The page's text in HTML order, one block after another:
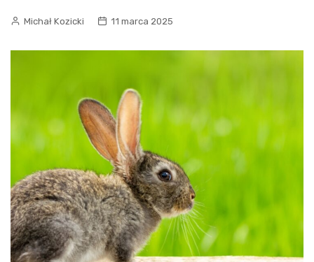
Michał Kozicki 11 marca 2025